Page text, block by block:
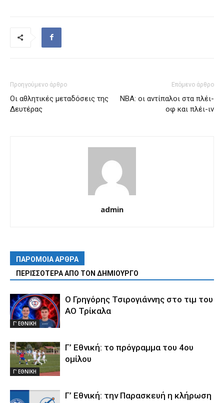
Προηγούμενο άρθρο
Οι αθλητικές μεταδόσεις της
Δευτέρας
Επόμενο άρθρο
ΝΒΑ: οι αντίπαλοι στα πλέι-
οφ και πλέι-ιν
admin
ΠΑΡΟΜΟΙΑ ΑΡΘΡΑ
ΠΕΡΙΣΣΟΤΕΡΑ ΑΠΟ ΤΟΝ ΔΗΜΙΟΥΡΓΟ
Γ' ΕΘΝΙΚΗ
Ο Γρηγόρης Τσιρογιάννης στο τιμ του
ΑΟ Τρίκαλα
Γ' ΕΘΝΙΚΗ
Γ’ Εθνική: το πρόγραμμα του 4ου
ομίλου
Γ’ Εθνική: την Παρασκευή η κλήρωση